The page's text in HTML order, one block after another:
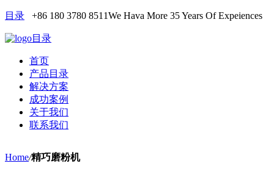
目录 +86 180 3780 8511We Hava More 35 Years Of Expeiences
目录
首页
产品目录
解决方案
成功案例
关于我们
联系我们
Home/精巧磨粉机